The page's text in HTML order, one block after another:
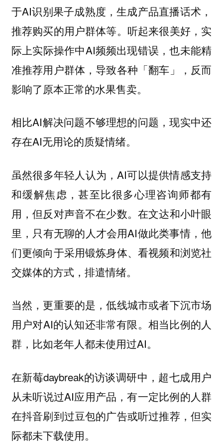
于AI识别果子成熟度，生成产品直播话术，
推荐购买的用户群体等。听起来很美好，实
际上实际操作中AI频频出现错误，也未能精
准推荐用户群体，导致各种「翻车」，反而
影响了原本正常的水果售卖。
相比AI解决问题不够理想的问题，现实中还
存在AI无用论的质疑情绪。
虽然很多年轻人认为，AI可以提供情感支持
和缓解焦虑，甚至比很多心理咨询师都有
用，但反对声音不在少数。在文达和小叶眼
里，只有无聊的人才会用AI做此类事情，他
们更倾向于采用锻炼身体、看视频和浏览社
交媒体的方式，排遣情绪。
当然，更重要的是，低线城市或者下沉市场
用户对AI的认知还非常有限。相当比例的人
群，比如老年人都未使用过AI。
在新莓daybreak的访谈调研中，超七成用户
从未听说过AI应用产品，有一定比例的人群
在抖音刷到过豆包的广告或听过推荐，但实
际都未下载使用。